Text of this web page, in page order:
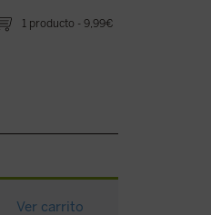
1 producto 9,99€
Ver carrito